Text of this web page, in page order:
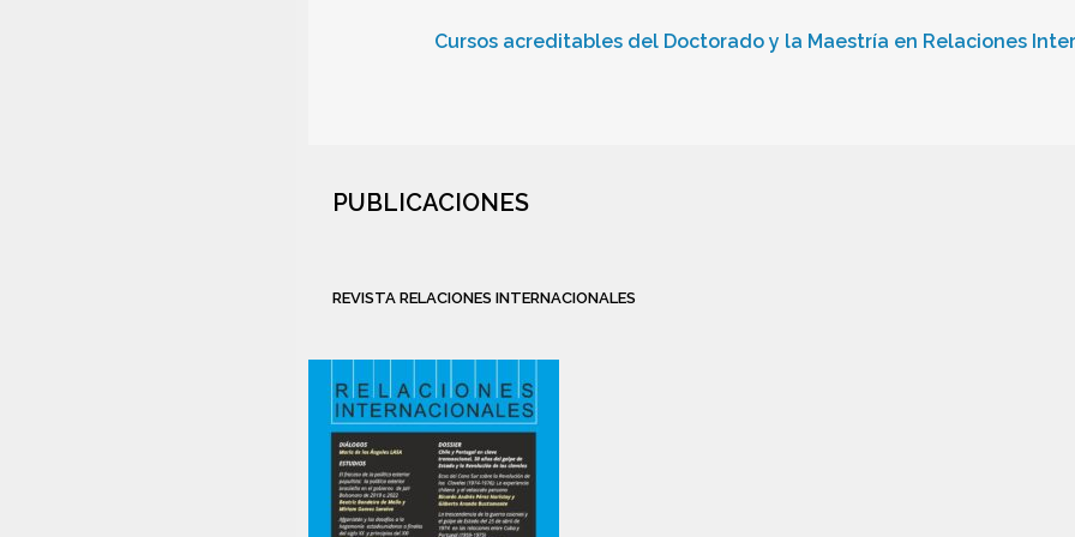
Cursos acreditables del Doctorado y la Maestría en Relaciones
PUBLICACIONES
REVISTA RELACIONES INTERNACIONALES